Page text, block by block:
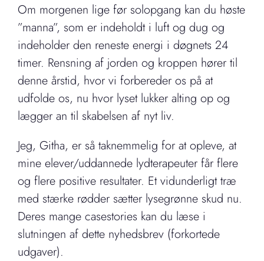
Om morgenen lige før solopgang kan du høste
”manna”, som er indeholdt i luft og dug og
indeholder den reneste energi i døgnets 24
timer. Rensning af jorden og kroppen hører til
denne årstid, hvor vi forbereder os på at
udfolde os, nu hvor lyset lukker alting op og
lægger an til skabelsen af nyt liv.
Jeg, Githa, er så taknemmelig for at opleve, at
mine elever/uddannede lydterapeuter får flere
og flere positive resultater. Et vidunderligt træ
med stærke rødder sætter lysegrønne skud nu.
Deres mange casestories kan du læse i
slutningen af dette nyhedsbrev (forkortede
udgaver).